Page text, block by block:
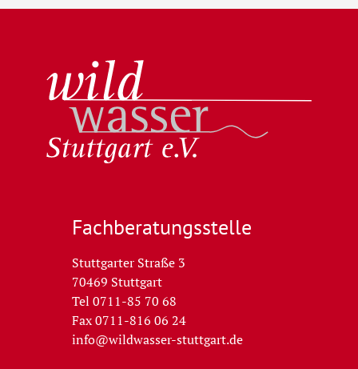
Fachberatungs­stelle
Stuttgarter Straße 3
70469 Stuttgart
Tel 0711-85 70 68
Fax 0711-816 06 24
info@wildwasser-stuttgart.de